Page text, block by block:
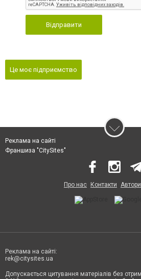
Відправити
Це моє підприємство
Реклама на сайті
Франшиза "CitySites"
Про нас Контакти
Реклама на сайті:
rek@citysites.ua
Допускається цитування матеріалів без